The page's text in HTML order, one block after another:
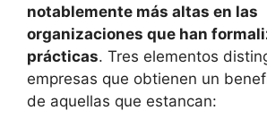
notablemente más altas en las
organizaciones que han
prácticas. Tres elementos
empresas que obtienen un
de aquellas que estancan: